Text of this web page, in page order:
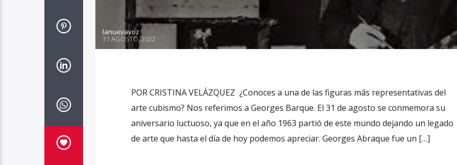
lanuevavoz
31 AGOSTO, 2022
POR CRISTINA VELÁZQUEZ ¿Conoces a una de las figuras más representativas del
arte cubismo? Nos referimos a Georges Barque. El 31 de agosto se conmemora su
aniversario luctuoso, ya que en el año 1963 partió de este mundo dejando un legado
de arte que hasta el día de hoy podemos apreciar. Georges Abraque fue un […]